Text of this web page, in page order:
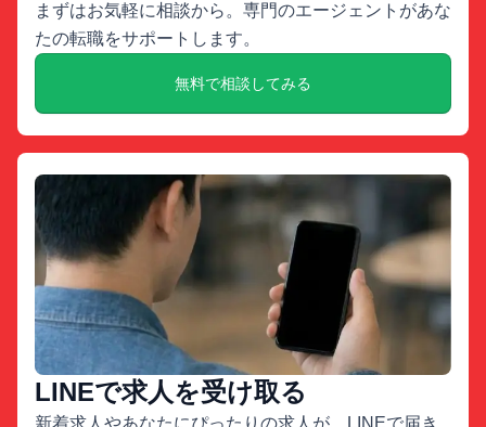
まずはお気軽に相談から。専門のエージェントがあな
たの転職をサポートします。
無料で相談してみる
LINEで求人を受け取る